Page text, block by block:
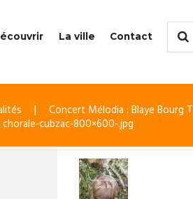
La ville Contact
Concert Mélodia : Blaye Bourg
cubzac-800×600-.jpg